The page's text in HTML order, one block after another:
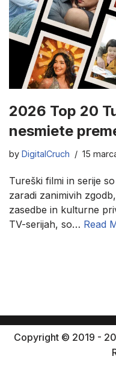
2026 Top 20
nesmiete
by DigitalCruch 15
Tureški filmi in serije
zaradi zanimivih
zasedbe in kulturne
TV-serijah, so… Read
Copyright © 2019 -